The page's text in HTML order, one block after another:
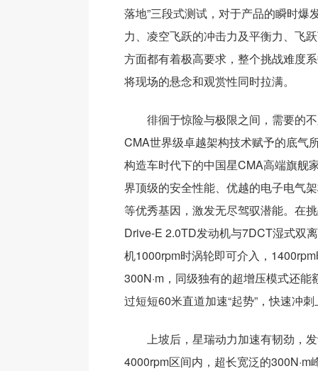
落地”三段式测试，对于产品的瞬时爆
力、凌空飞跃的冲击力及平衡力、飞
方面都有着极高要求，整个挑战难度
将现场的悬念和观赏性同时拉满。
徘徊于惊险与极限之间，需要的
CMA世界级卓越架构技术赋予的底气
构造车时代下的中国星CMA高端旗舰
界顶级的安全性能、优越的电子电气
等优秀基因，激发无尽驾驭潜能。在
Drive-E 2.0TD发动机与7DCT湿式双
机1000rpm时涡轮即可介入，
300N·m，同级独有的超增压模式还能
过短短60米直道加速“起势”，快速冲
上坡后，星瑞动力加速有韧劲，
4000rpm区间内，超长宽泛的300N·m